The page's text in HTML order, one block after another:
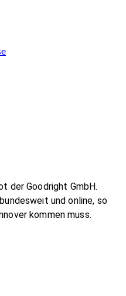
der Goodright GmbH.
und online, so
kommen muss.